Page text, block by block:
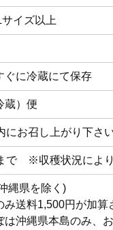
イズ以上
ぐに冷蔵にて保存
蔵）便
にお召し上がり下さい
で ※収穫状況によ
縄県を除く)
送料1,500円が加算
は沖縄県本島のみ、